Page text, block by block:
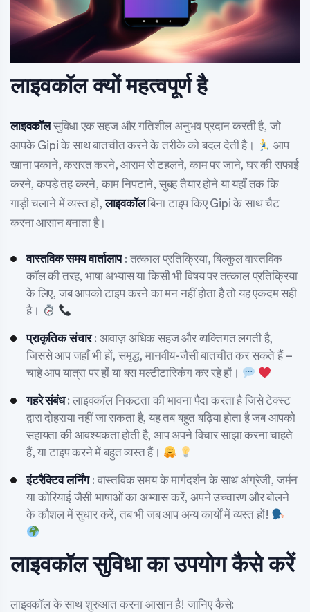
लाइवकॉल क्यों महत्वपूर्ण है
लाइवकॉलसुविधा एक सहज और गतिशील अनुभव प्रदान करती है, जो
आपके Gipi के साथ बातचीत करने के तरीके को बदल देती है।
आप
खाना पकाने, कसरत करने, आराम से टहलने, काम पर जाने, घर की सफाई
करने, कपड़े तह करने, काम निपटाने, सुबह तैयार होने या यहाँ तक कि
गाड़ी चलाने में व्यस्त हों,लाइवकॉलबिना टाइप किए Gipi के साथ चैट
करना आसान बनाता है।
वास्तविक समय वार्तालाप: तत्काल प्रतिक्रिया, बिल्कुल वास्तविक
कॉल की तरह, भाषा अभ्यास या किसी भी विषय पर तत्काल प्रतिक्रिया
के लिए, जब आपको टाइप करने का मन नहीं होता है तो यह एकदम सही
है।
प्राकृतिक संचार: आवाज़ अधिक सहज और व्यक्तिगत लगती है,
जिससे आप जहाँ भी हों, समृद्ध, मानवीय-जैसी बातचीत कर सकते हैं –
चाहे आप यात्रा पर हों या बस मल्टीटास्किंग कर रहे हों।
गहरे संबंध: लाइवकॉल निकटता की भावना पैदा करता है जिसे टेक्स्ट
द्वारा दोहराया नहीं जा सकता है, यह तब बहुत बढ़िया होता है जब आपको
सहायता की आवश्यकता होती है, आप अपने विचार साझा करना चाहते
हैं, या टाइप करने में बहुत व्यस्त हैं।
इंटरैक्टिव लर्निंग: वास्तविक समय के मार्गदर्शन के साथ अंग्रेजी, जर्मन
या कोरियाई जैसी भाषाओं का अभ्यास करें, अपने उच्चारण और बोलने
के कौशल में सुधार करें, तब भी जब आप अन्य कार्यों में व्यस्त हों!
लाइवकॉल सुविधा का उपयोग कैसे करें
लाइवकॉल के साथ शुरुआत करना आसान है! जानिए कैसे: